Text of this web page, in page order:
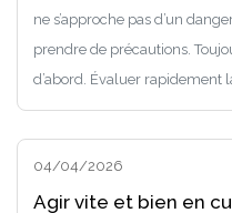
ne s’approche pas d’un
prendre de précautions.
d’abord. Évaluer rapidement
04/04/2026
Agir vite et bien en